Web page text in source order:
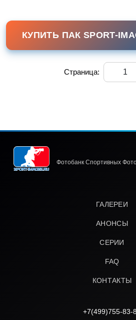
КУПИТЬ ПАК SPORT-
Страница:
Фотобанк Спортивных
ГАЛЕРЕИ
АНОНСЫ
СЕРИИ
FAQ
КОНТАКТЫ
+7(499)755-83-